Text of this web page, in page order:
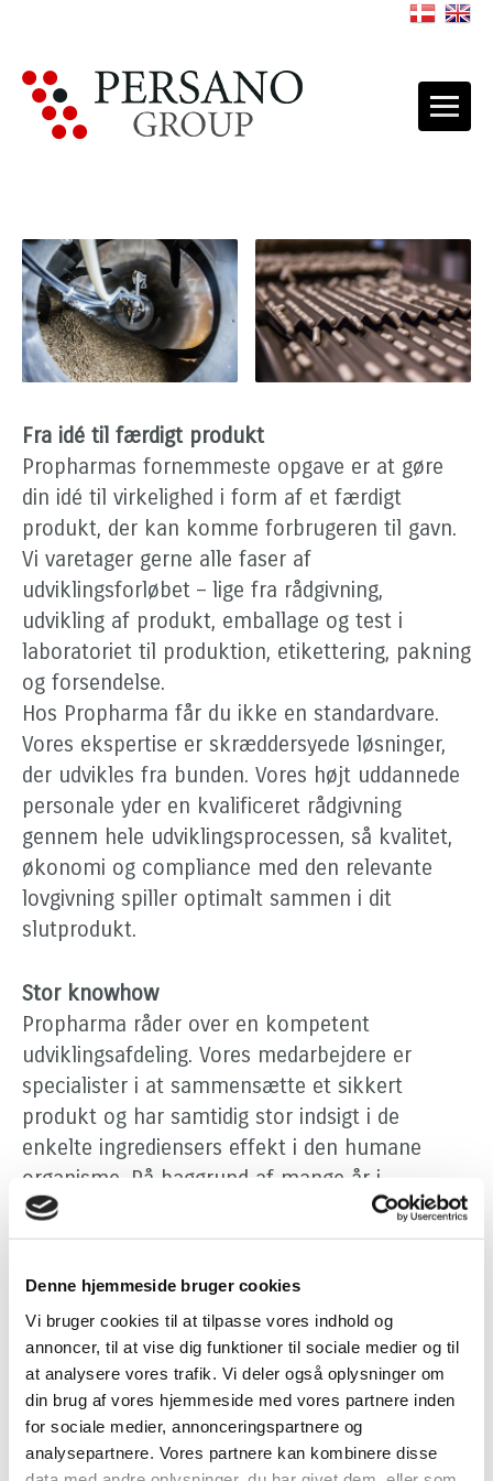
Denne hjemmeside bruger cookies
Vi bruger cookies til at tilpasse vores indhold og
annoncer, til at vise dig funktioner til sociale medier og til
at analysere vores trafik. Vi deler også oplysninger om
din brug af vores hjemmeside med vores partnere inden
for sociale medier, annonceringspartnere og
analysepartnere. Vores partnere kan kombinere disse
Fra idé til færdigt produkt
Propharmas fornemmeste opgave er at gøre
din idé til virkelighed i form af et færdigt
produkt, der kan komme forbrugeren til gavn.
Vi varetager gerne alle faser af
udviklingsforløbet – lige fra rådgivning,
udvikling af produkt, emballage og test i
laboratoriet til produktion, etikettering, pakning
og forsendelse.
Hos Propharma får du ikke en standardvare.
Vores ekspertise er skræddersyede løsninger,
der udvikles fra bunden. Vores højt uddannede
personale yder en kvalificeret rådgivning
gennem hele udviklingsprocessen, så kvalitet,
økonomi og compliance med den relevante
lovgivning spiller optimalt sammen i dit
slutprodukt.
Stor knowhow
Propharma råder over en kompetent
udviklingsafdeling. Vores medarbejdere er
specialister i at sammensætte et sikkert
produkt og har samtidig stor indsigt i de
enkelte ingrediensers effekt i den humane
organisme. På baggrund af mange år i
markedet har vi oparbejdet stor knowhow
indenfor den komplicerede og stramme
fødevarer og lægemidler. Produkterne udvikles i
Propharmas eget laboratorium. Dette giver stor
fleksibilitet, herunder muligheden for at levere
hurtigt.
Design og emballage